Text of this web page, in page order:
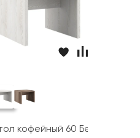
кофейный 60 Бетон / B-